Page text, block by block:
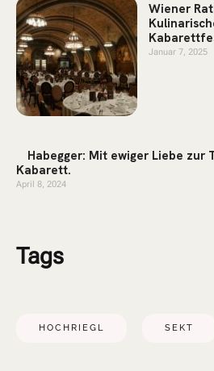
Wiener
Januar 7, 2025
Habegger: Mit ewiger Liebe zur
Kabarett.
April 8, 2024
Tags
HOCHRIEGL SEKT